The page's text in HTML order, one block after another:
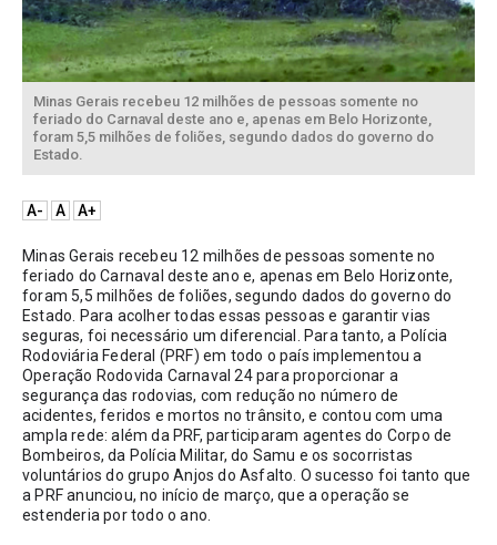
Minas Gerais recebeu 12 milhões de pessoas somente no
feriado do Carnaval deste ano e, apenas em Belo Horizonte,
foram 5,5 milhões de foliões, segundo dados do governo do
Estado.
A- A A+
Minas Gerais recebeu 12 milhões de pessoas somente no
feriado do Carnaval deste ano e, apenas em Belo Horizonte,
foram 5,5 milhões de foliões, segundo dados do governo do
Estado. Para acolher todas essas pessoas e garantir vias
seguras, foi necessário um diferencial. Para tanto, a Polícia
Rodoviária Federal (PRF) em todo o país implementou a
Operação Rodovida Carnaval 24 para proporcionar a
segurança das rodovias, com redução no número de
acidentes, feridos e mortos no trânsito, e contou com uma
ampla rede: além da PRF, participaram agentes do Corpo de
Bombeiros, da Polícia Militar, do Samu e os socorristas
voluntários do grupo Anjos do Asfalto. O sucesso foi tanto que
a PRF anunciou, no início de março, que a operação se
estenderia por todo o ano.